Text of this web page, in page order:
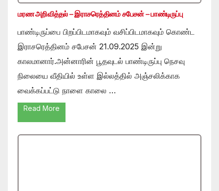
மரண அறிவித்தல் – இராசரெத்தினம் சபேசன் – பாண்டிருப்பு
பாண்டிருப்பை பிறப்பிடமாகவும் வசிப்பிடமாகவும் கொண்ட
இராசரெத்தினம் சபேசன் 21.09.2025 இன்று
காலமானார்.அன்னாரின் பூதவுடல் பாண்டிருப்பு நெசவு
நிலையை வீதியில் உள்ள இல்லத்தில் அஞ்சலிக்காக
வைக்கப்பட்டு நாளை காலை …
Read More